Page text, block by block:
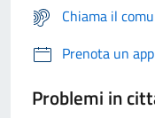
Chiama il
Prenota un
Problemi in